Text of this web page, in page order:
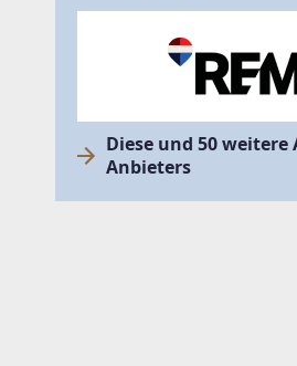
Diese und 50 weitere
Anbieters